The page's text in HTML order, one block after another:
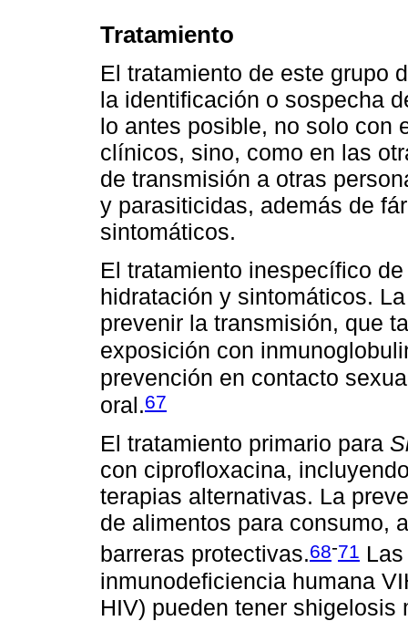
Tratamiento
El tratamiento de este grupo
la identificación o sospecha
lo antes posible, no solo con
clínicos, sino, como en las
de transmisión a otras
y parasiticidas, además de
sintomáticos.
El tratamiento inespecífico
hidratación y sintomáticos.
prevenir la transmisión, que
exposición con
prevención en contacto
oral.67
El tratamiento primario para
con ciprofloxacina,
terapias alternativas. La
de alimentos para consumo,
barreras protectivas.68-71
inmunodeficiencia humana
HIV) pueden tener